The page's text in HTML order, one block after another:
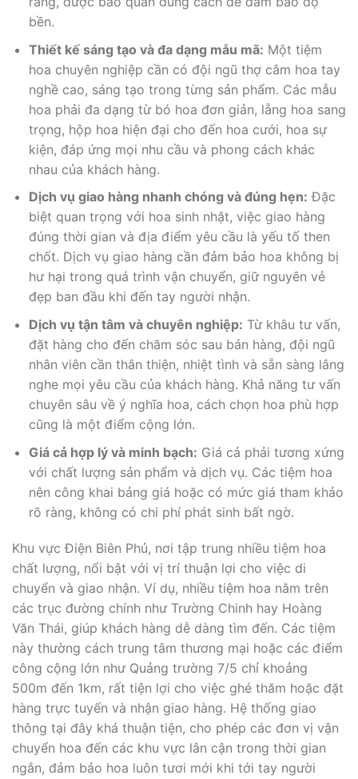
bền.
Thiết kế sáng tạo và đa dạng mẫu mã: Một tiệm
hoa chuyên nghiệp cần có đội ngũ thợ cắm hoa tay
nghề cao, sáng tạo trong từng sản phẩm. Các mẫu
hoa phải đa dạng từ bó hoa đơn giản, lẵng hoa sang
trọng, hộp hoa hiện đại cho đến hoa cưới, hoa sự
kiện, đáp ứng mọi nhu cầu và phong cách khác
nhau của khách hàng.
Dịch vụ giao hàng nhanh chóng và đúng hẹn: Đặc
biệt quan trọng với hoa sinh nhật, việc giao hàng
đúng thời gian và địa điểm yêu cầu là yếu tố then
chốt. Dịch vụ giao hàng cần đảm bảo hoa không bị
hư hại trong quá trình vận chuyển, giữ nguyên vẻ
đẹp ban đầu khi đến tay người nhận.
Dịch vụ tận tâm và chuyên nghiệp: Từ khâu tư vấn,
đặt hàng cho đến chăm sóc sau bán hàng, đội ngũ
nhân viên cần thân thiện, nhiệt tình và sẵn sàng lắng
nghe mọi yêu cầu của khách hàng. Khả năng tư vấn
chuyên sâu về ý nghĩa hoa, cách chọn hoa phù hợp
cũng là một điểm cộng lớn.
Giá cả hợp lý và minh bạch: Giá cả phải tương xứng
với chất lượng sản phẩm và dịch vụ. Các tiệm hoa
nên công khai bảng giá hoặc có mức giá tham khảo
rõ ràng, không có chi phí phát sinh bất ngờ.
Khu vực Điện Biên Phủ, nơi tập trung nhiều tiệm hoa
chất lượng, nổi bật với vị trí thuận lợi cho việc di
chuyển và giao nhận. Ví dụ, nhiều tiệm hoa nằm trên
các trục đường chính như Trường Chinh hay Hoàng
Văn Thái, giúp khách hàng dễ dàng tìm đến. Các tiệm
này thường cách trung tâm thương mại hoặc các điểm
công cộng lớn như Quảng trường 7/5 chỉ khoảng
500m đến 1km, rất tiện lợi cho việc ghé thăm hoặc đặt
hàng trực tuyến và nhận giao hàng. Hệ thống giao
thông tại đây khá thuận tiện, cho phép các đơn vị vận
chuyển hoa đến các khu vực lân cận trong thời gian
ngắn, đảm bảo hoa luôn tươi mới khi tới tay người